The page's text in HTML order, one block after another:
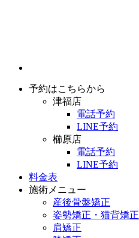
予約はこちらから
津福店
電話予約
LINE予約
櫛原店
電話予約
LINE予約
料金表
施術メニュー
産後骨盤矯正
姿勢矯正・猫背矯正
肩矯正